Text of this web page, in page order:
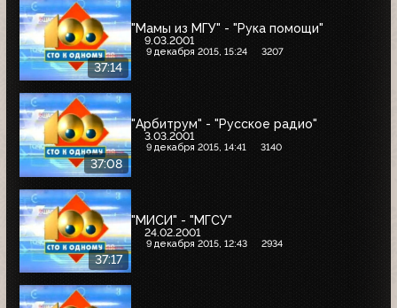
37:14
"Мамы из МГУ" - "Рука помощи"
9.03.2001
9 декабря 2015, 15:24 3207
37:08
"Арбитрум" - "Русское радио"
3.03.2001
9 декабря 2015, 14:41 3140
37:17
"МИСИ" - "МГСУ"
24.02.2001
9 декабря 2015, 12:43 2934